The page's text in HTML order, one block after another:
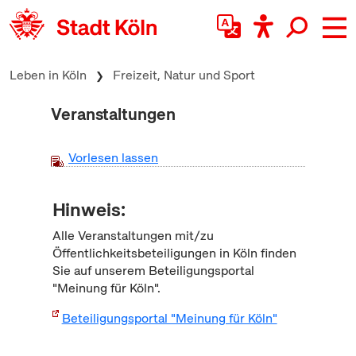
zum Inhalt springen
Leben in Köln Freizeit, Natur und Sport
Veranstaltungen
Vorlesen lassen
Hinweis:
Alle Veranstaltungen mit/zu
Öffentlichkeitsbeteiligungen in Köln finden
Sie auf unserem Beteiligungsportal
"Meinung für Köln".
Beteiligungsportal "Meinung für Köln"